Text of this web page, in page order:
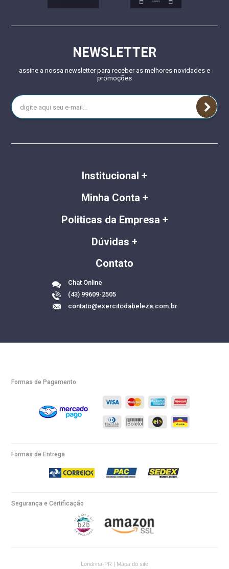
NEWSLETTER
assine a nossa newsletter para receber as melhores novidades e
promoções
Institucional
Minha Conta
Politicas da Empresa
Dúvidas
Contato
Chat Online
(43) 99609-2505
contato@exercitodabeleza.com.br
Formas de Pagamento
Formas de Entrega
Segurança e Certificação
Londrina-PR | Mapa do site